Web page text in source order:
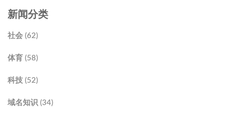
新闻分类
社会 (62)
体育 (58)
科技 (52)
域名知识 (34)